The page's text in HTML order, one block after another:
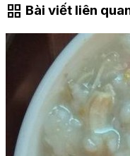
grid_view Bài viết liên